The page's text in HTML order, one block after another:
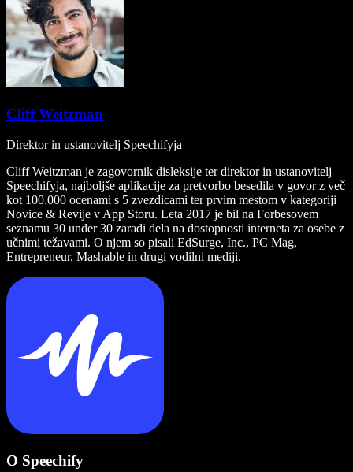
Cliff Weitzman
Direktor in ustanovitelj Speechifyja
Cliff Weitzman je zagovornik disleksije ter direktor in ustanovitelj
Speechifyja, najboljše aplikacije za pretvorbo besedila v govor z več
kot 100.000 ocenami s 5 zvezdicami ter prvim mestom v kategoriji
Novice & Revije v App Storu. Leta 2017 je bil na Forbesovem
seznamu 30 under 30 zaradi dela na dostopnosti interneta za osebe z
učnimi težavami. O njem so pisali EdSurge, Inc., PC Mag,
Entrepreneur, Mashable in drugi vodilni mediji.
O Speechify